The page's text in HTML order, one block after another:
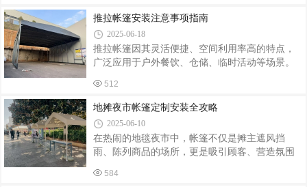
于斜坡屋顶，需确保篷体倾斜角度≥5°，
的常客。商场、超市举办户外促销时，推拉帐篷
能迅速搭建起一个展示和销售的空间。它不仅可
以为商品遮风挡雨、阻挡阳光直射，保护商品不
受损坏，还能通过醒目的外观设计和品牌标识展
示，吸引顾客的注意力。在夜市、集市等场所，
摊主们也热衷于使用推拉帐篷。它搭建快速，能
和顾客提供一个相对舒适、稳定的交易环境
推拉帐篷安装注意事项指南
2025-06-18
推拉帐篷因其灵活便捷、空间利用率高的特点，
广泛应用于户外餐饮、仓储、临时活动等场景。
短甚至安全隐患。以下从安装前准备、操作规
范、安全维护三方面梳理关键注意事项，助力用
户高效完成安装并保障长期使用。一、安装前准
备：场地与工具检查场地评估地面平整度：优先
选择硬化地面（如水泥、地砖），避免土质松软
或坑洼处，防止帐篷倾斜或支架下沉。若必须在
草地或沙地安装，需额外加固地钉或铺设承重
512
地摊夜市帐篷定制安装全攻略
2025-06-10
在热闹的地毯夜市中，帐篷不仅是摊主遮风挡
雨、陈列商品的场所，更是吸引顾客、营造氛围
营带来诸多便利。定制要点尺寸适配定制帐篷
584